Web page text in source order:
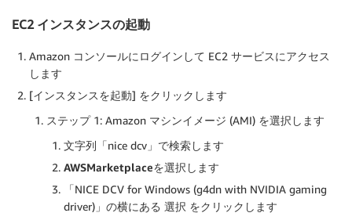
EC2 インスタンスの起動
Amazon コンソールにログインして EC2 サービスにアクセス
します
[インスタンスを起動] をクリックします
ステップ 1: Amazon マシンイメージ (AMI) を選択します
文字列「nice dcv」で検索します
AWSMarketplaceを選択します
「NICE DCV for Windows (g4dn with NVIDIA gaming
driver)」の横にある 選択 をクリックします